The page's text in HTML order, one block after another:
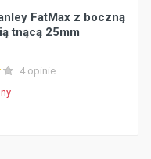
FatMax z boczną
tnącą 25mm
4 opinie